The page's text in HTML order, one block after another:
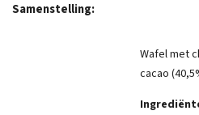
Samenstelling:
Wafel met
cacao